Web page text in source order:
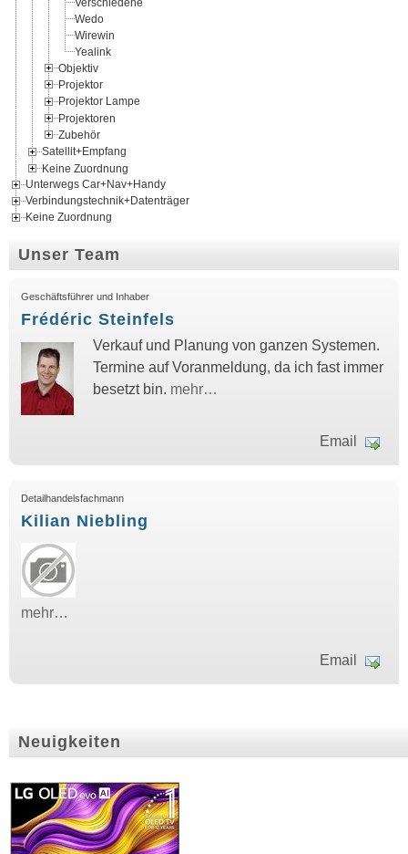
Wedo
Wirewin
Yealink
Objektiv
Projektor
Projektor Lampe
Projektoren
Zubehör
Satellit+Empfang
Keine Zuordnung
Unterwegs Car+Nav+Handy
Verbindungstechnik+Datenträger
Keine Zuordnung
Unser Team
Geschäftsführer und Inhaber
Frédéric Steinfels
Verkauf und Planung von ganzen Systemen.
Termine auf Voranmeldung, da ich fast immer
besetzt bin. mehr…
Email
Detailhandelsfachmann
Kilian Niebling
mehr…
Email
Neuigkeiten